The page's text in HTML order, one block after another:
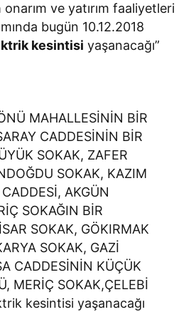
onarım ve yatırım faaliyetleri
bugün 10.12.2018
kesintisi yaşanacağı”
MAHALLESİNİN BİR
CADDESİNİN BİR
SOKAK, ZAFER
SOKAK, KAZIM
AKGÜN
SOKAĞIN BİR
SOKAK, GÖKIRMAK
SOKAK, GAZİ
CADDESİNİN KÜÇÜK
MERİÇ SOKAK,ÇELEBİ
kesintisi yaşanacağı